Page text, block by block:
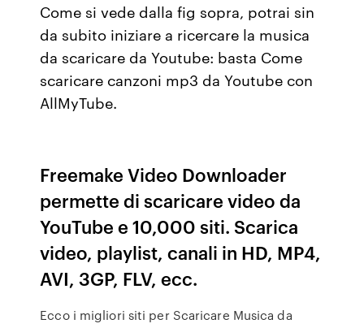
Come si vede dalla fig sopra, potrai sin
da subito iniziare a ricercare la musica
da scaricare da Youtube: basta Come
scaricare canzoni mp3 da Youtube con
AllMyTube.
Freemake Video Downloader
permette di scaricare video da
YouTube e 10,000 siti. Scarica
video, playlist, canali in HD, MP4,
AVI, 3GP, FLV, ecc.
Ecco i migliori siti per Scaricare Musica da